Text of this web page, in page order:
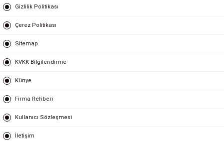
Gizlilik Politikası
Çerez Politikası
Sitemap
KVKK Bilgilendirme
Künye
Firma Rehberi
Kullanıcı Sözleşmesi
İletişim